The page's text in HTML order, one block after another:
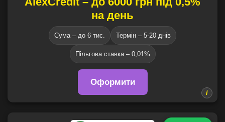
на день
Сума – до 6 тис. Термін – 5-20 днів
Пільгова ставка – 0,01%
Оформити